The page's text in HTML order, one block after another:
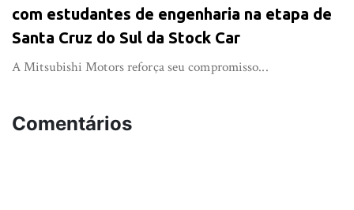
com estudantes de engenharia na etapa de
Santa Cruz do Sul da Stock Car
A Mitsubishi Motors reforça seu compromisso...
Comentários